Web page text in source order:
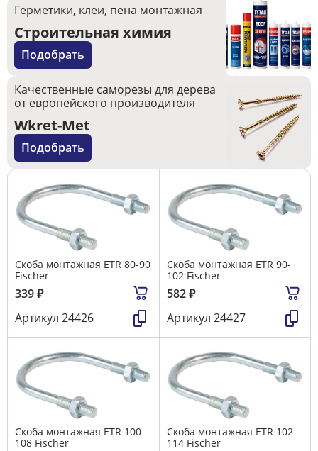
Герметики, клеи, пена монтажная
Строительная химия
Подобрать
Качественные саморезы для дерева
от европейского производителя
Wkret-Met
Подобрать
Скоба монтажная ETR 80-90
Fischer
339₽
Артикул 24426
Скоба монтажная ETR 90-
102 Fischer
582₽
Артикул 24427
Скоба монтажная ETR 100-
108 Fischer
Скоба монтажная ETR 102-
114 Fischer